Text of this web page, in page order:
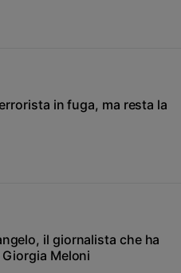
in fuga, ma resta la
il giornalista che ha
Meloni